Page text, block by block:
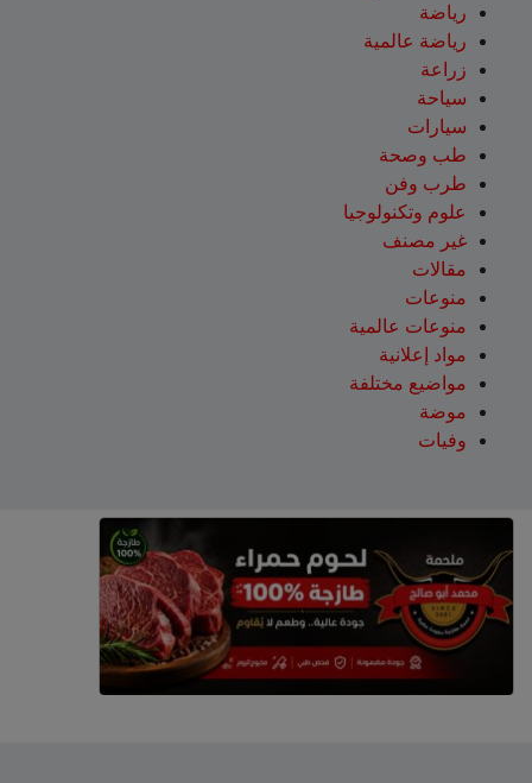
رياضة
رياضة عالمية
زراعة
سياحة
سيارات
طب وصحة
طرب وفن
علوم وتكنولوجيا
غير مصنف
مقالات
منوعات
منوعات عالمية
مواد إعلانية
مواضيع مختلفة
موضة
وفيات